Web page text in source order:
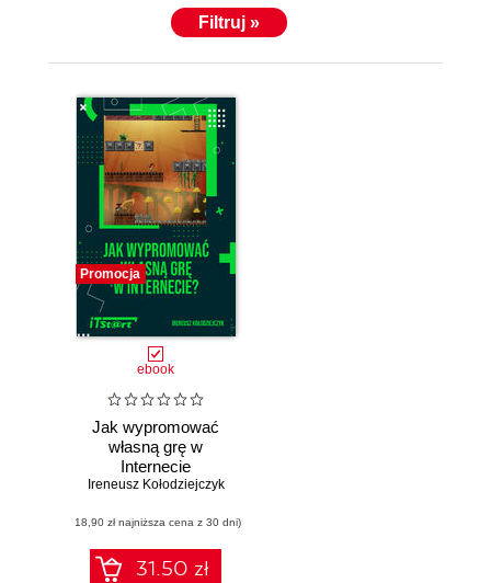
Filtruj »
Promocja
ebook
Jak wypromować
własną grę w
Internecie
Ireneusz Kołodziejczyk
(18,90 zł najniższa cena z 30 dni)
31.50 zł